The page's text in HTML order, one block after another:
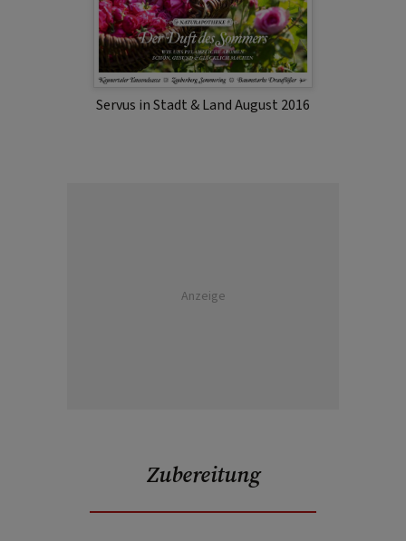
Servus in Stadt & Land August 2016
Anzeige
Zubereitung